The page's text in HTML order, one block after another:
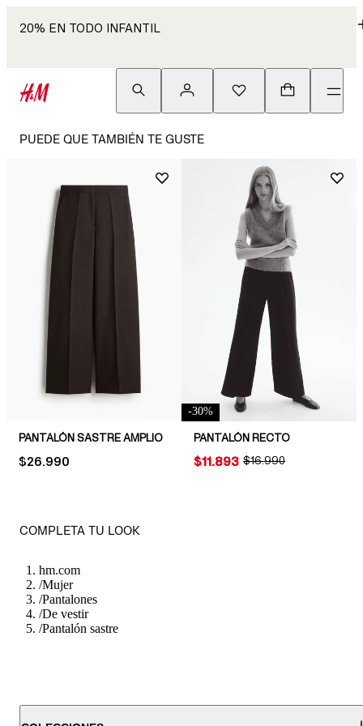
20% EN TODO INFANTIL
PUEDE QUE TAMBIÉN TE GUSTE
PANTALÓN SASTRE AMPLIO
PRICE:
$26.990
-30%
PANTALÓN RECTO
ORIGINAL PRICE:
$16.990
PRICE:
$11.893
COMPLETA TU LOOK
hm.com
/Mujer
/Pantalones
/De vestir
/Pantalón sastre